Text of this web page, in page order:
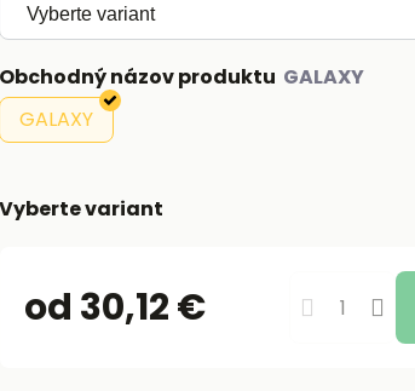
Obchodný názov produktu
GALAXY
Vyberte variant
od 30,12 €